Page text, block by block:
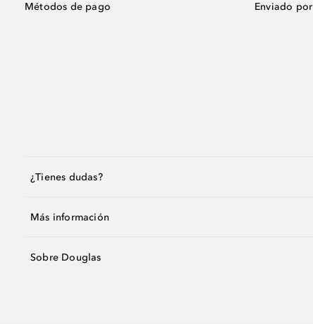
Métodos de pago Enviado por
¿Tienes dudas?
Más información
Sobre Douglas